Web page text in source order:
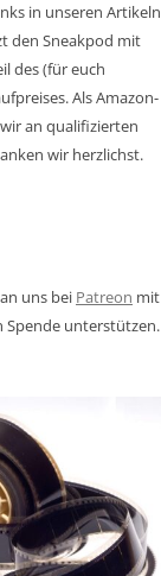
in unseren Artikeln
den Sneakpod mit
des (für euch
Als Amazon-
an qualifizierten
wir herzlichst.
uns bei Patreon mit
Spende unterstützen.